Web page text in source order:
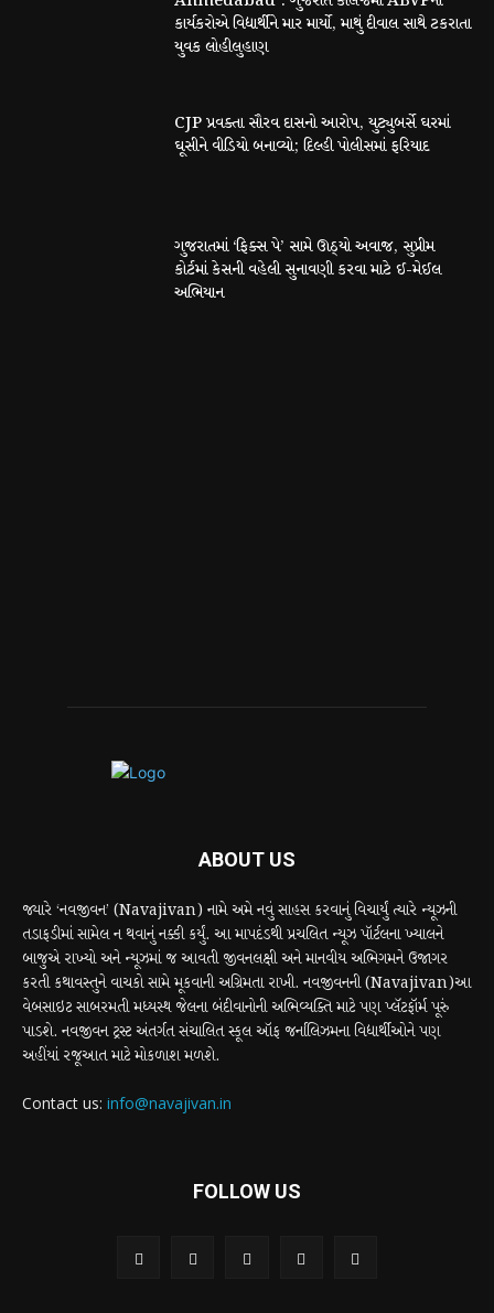
કાર્યકરોએ વિદ્યાર્થીને માર માર્યો, માથું દીવાલ સાથે ટકરાતા
યુવક લોહીલુહાણ
CJP પ્રવક્તા સૌરવ દાસનો આરોપ, યુટ્યુબર્સે ઘરમાં
ઘૂસીને વીડિયો બનાવ્યો; દિલ્હી પોલીસમાં ફરિયાદ
ગુજરાતમાં ‘ફિક્સ પે’ સામે ઊઠ્યો અવાજ, સુપ્રીમ
કોર્ટમાં કેસની વહેલી સુનાવણી કરવા માટે ઈ-મેઈલ
અભિયાન
ABOUT US
જ્યારે ‘નવજીવન’ (Navajivan) નામે અમે નવું સાહસ કરવાનું વિચાર્યું ત્યારે ન્યૂઝની
તડાફડીમાં સામેલ ન થવાનું નક્કી કર્યું. આ માપદંડથી પ્રચલિત ન્યૂઝ પૉર્ટલના ખ્યાલને
બાજુએ રાખ્યો અને ન્યૂઝમાં જ આવતી જીવનલક્ષી અને માનવીય અભિગમને ઉજાગર
કરતી કથાવસ્તુને વાચકો સામે મૂકવાની અગ્રિમતા રાખી. નવજીવનની (Navajivan)આ
વેબસાઇટ સાબરમતી મધ્યસ્થ જેલના બંદીવાનોની અભિવ્યક્તિ માટે પણ પ્લૅટફૉર્મ પૂરું
પાડશે. નવજીવન ટ્રસ્ટ અંતર્ગત સંચાલિત સ્કૂલ ઑફ જર્નાલિઝમના વિદ્યાર્થીઓને પણ
અહીંયાં રજૂઆત માટે મોકળાશ મળશે.
Contact us: info@navajivan.in
FOLLOW US